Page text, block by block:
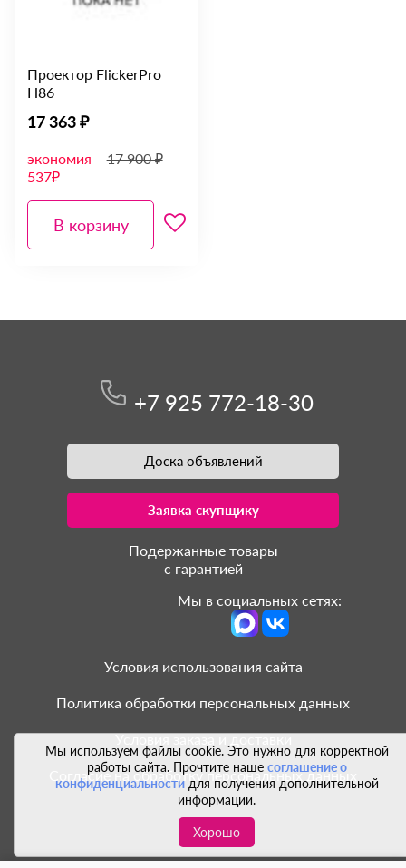
Проектор FlickerPro
H86
17 363 ₽
экономия
537₽
17 900 ₽
В корзину
Мы используем файлы cookie. Это нужно для корректной
работы сайта. Прочтите наше соглашение о
конфиденциальностидля получения дополнительной
информации.
Хорошо
+7 925 772-18-30
Доска объявлений
Заявка скупщику
Подержанные товары
с гарантией
Мы в социальных сетях:
Условия использования сайта
Политика обработки персональных данных
Условия заказа и доставки
Согласие на обработку персональных данных